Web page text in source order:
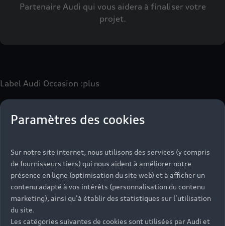
Partenaire Audi qui vous aidera à finaliser votre
projet.
Label Audi Occasion :plus
Le label Audi Occasion:plusvous permet d’acquérir un
véhicules neufs :
- Jusqu'à 130 points de contrôle spécifiques à chaque
motorisation
- Garantie jusqu’à 24 mois et kilométrage illimité
- Assistance 24/7 en France et en Europe
Découvrez également toutes nos offres d’entretien
partir de 19€/mois
Paramètres des cookies
Sur notre site internet, nous utilisons des services (y compris
de fournisseurs tiers) qui nous aident à améliorer notre
présence en ligne (optimisation du site web) et à afficher un
contenu adapté à vos intérêts (personnalisation du contenu
marketing), ainsi qu’à établir des statistiques sur l’utilisation
du site.
Les catégories suivantes de cookies sont utilisées par Audi et